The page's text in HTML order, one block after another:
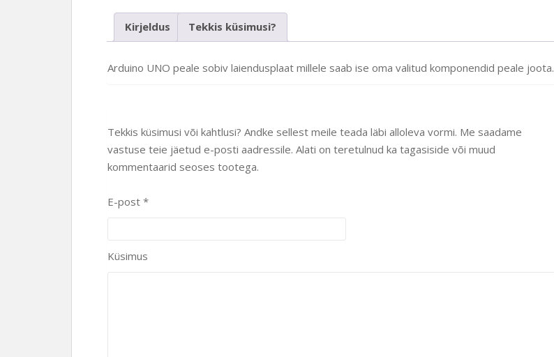
Kirjeldus Tekkis küsimusi?
Arduino UNO peale sobiv laiendusplaat millele saab ise oma valitud komponendid peale joota.
Tekkis küsimusi või kahtlusi? Andke sellest meile teada läbi alloleva vormi. Me saadame
vastuse teie jäetud e-posti aadressile. Alati on teretulnud ka tagasiside või muud
kommentaarid seoses tootega.
E-post *
Küsimus